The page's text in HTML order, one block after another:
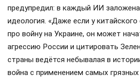
предупредил: в каждый ИИ
идеология. «Даже если у
про войну на Украине, он может
агрессию России и цитировать
страны ведётся небывалая в
война с применением самых